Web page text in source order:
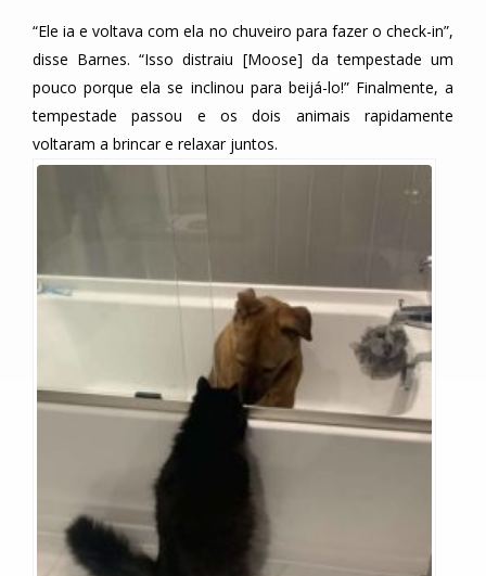
“Ele ia e voltava com ela no chuveiro para fazer o check-in”,
disse Barnes. “Isso distraiu [Moose] da tempestade um
pouco porque ela se inclinou para beijá-lo!” Finalmente, a
tempestade passou e os dois animais rapidamente
voltaram a brincar e relaxar juntos.